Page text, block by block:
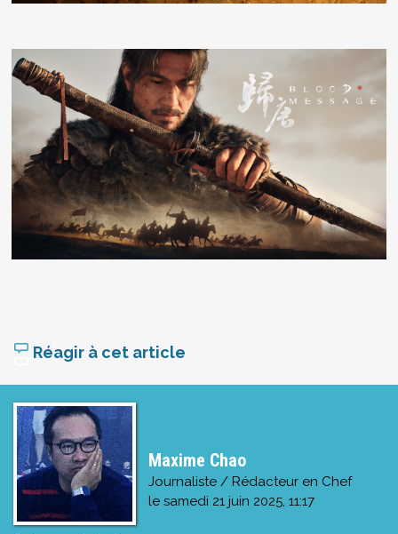
Réagir à cet article
Maxime Chao
Journaliste / Rédacteur en Chef
le samedi 21 juin 2025, 11:17